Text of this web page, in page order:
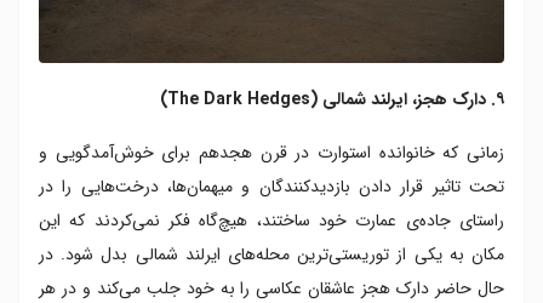
۹. دارک هجز، ایرلند شمالی (The Dark Hedges)
زمانی که خانوانده استوارت در قرن هجدهم برای خوش‌آمدگویی و
تحت تاثیر قرار دادن بازدیدکنندگان و میهمان‌ها، درخت‌هایی را در
راستای جاده‌ی عمارت خود ساختند، هیچ‌گاه فکر نمی‌کردند که این
مکان به یکی از توریستی‌ترین محله‌های ایرلند شمالی بدل شود. در
حال حاضر دارک هجز عاشقان عکاسی را به خود جلب می‌کند و در هر